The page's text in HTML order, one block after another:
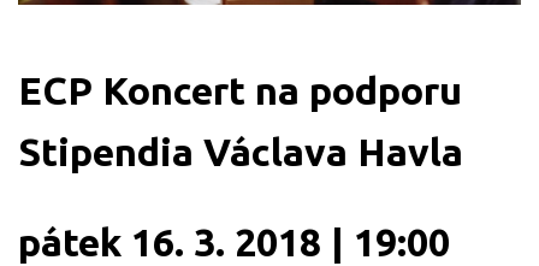
ECP Koncert na podporu
Stipendia Václava Havla
pátek 16. 3. 2018 | 19:00